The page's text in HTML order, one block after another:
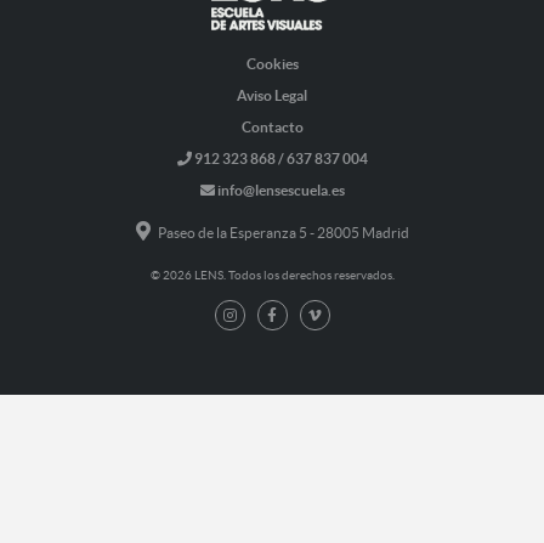
Cookies
Aviso Legal
Contacto
912 323 868 / 637 837 004
info@lensescuela.es
Paseo de la Esperanza 5 - 28005 Madrid
© 2026 LENS. Todos los derechos reservados.